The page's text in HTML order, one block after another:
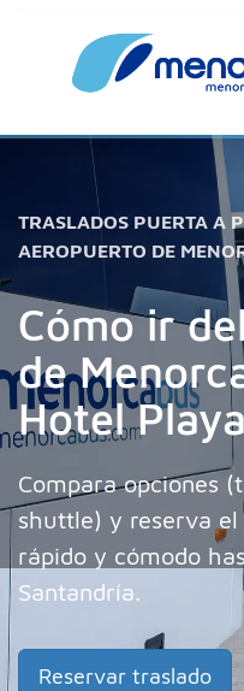
TRASLADOS PUERTA A
AEROPUERTO DE
Cómo ir
de
Hotel
Compara opciones
shuttle) y reserva
rápido y cómodo
Santandría.
Reservar traslado
MenorcaBus Assistant
Hola, soy el asistente
qué puedo ayudarte?